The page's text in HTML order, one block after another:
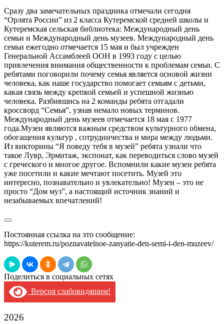
Сразу два замечательных праздника отмечали сегодня
“Орлята России” из 2 класса Кутеремской средней школы и
Кутеремская сельская библиотека: Международный день
семьи и Международный день музеев. Международный день
семьи ежегодно отмечается 15 мая и был учрежден
Генеральной Ассамблеей ООН в 1993 году с целью
привлечения внимания общественности к проблемам семьи. С
ребятами поговорили почему семья является основой жизни
человека, как наше государство помогает семьям с детьми,
какая связь между крепкой семьей и успешной жизнью
человека. Разбившись на 2 команды ребята отгадали
кроссворд “Семья”, узнав немало новых терминов.
Международный день музеев отмечается 18 мая с 1977
года.Музеи являются важным средством культурного обмена,
обогащения культур , сотрудничества и мира между людьми.
Из викторины “Я поведу тебя в музей” ребята узнали что
такое Лувр, Эрмитаж, экспонат, как переводиться слово музей
с греческого и многое другое. Вспомнили какие музеи ребята
уже посетили и какие мечтают посетить. Музей это
интересно, познавательно и увлекательно! Музеи – это не
просто “Дом муз”, а настоящий источник знаний и
незабываемых впечатлений!
Постоянная ссылка на это сообщение:
https://kuterem.ru/poznavatelnoe-zanyatie-den-semi-i-den-muzeev/
Поделиться в социальных сетях
Версия слабовидящим!
2026